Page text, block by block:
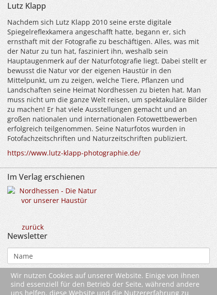
Lutz Klapp
Nachdem sich Lutz Klapp 2010 seine erste digitale
Spiegelreflexkamera angeschafft hatte, begann er, sich
ernsthaft mit der Fotografie zu beschäftigen. Alles, was mit
der Natur zu tun hat, fasziniert ihn, weshalb sein
Hauptaugenmerk auf der Naturfotografie liegt. Dabei stellt er
bewusst die Natur vor der eigenen Haustür in den
Mittelpunkt, um zu zeigen, welche Tiere, Pflanzen und
Landschaften seine Heimat Nordhessen zu bieten hat. Man
muss nicht um die ganze Welt reisen, um spektakuläre Bilder
zu machen! Er hat viele Ausstellungen gemacht und an
großen nationalen und internationalen Fotowettbewerben
erfolgreich teilgenommen. Seine Naturfotos wurden in
Fotofachzeitschriften und Naturzeitschriften publiziert.
https://www.lutz-klapp-photographie.de/
Im Verlag erschienen
zurück
Newsletter
Wir nutzen Cookies auf unserer Website. Einige von ihnen
sind essenziell für den Betrieb der Seite, während andere
uns helfen, diese Website und die Nutzererfahrung zu